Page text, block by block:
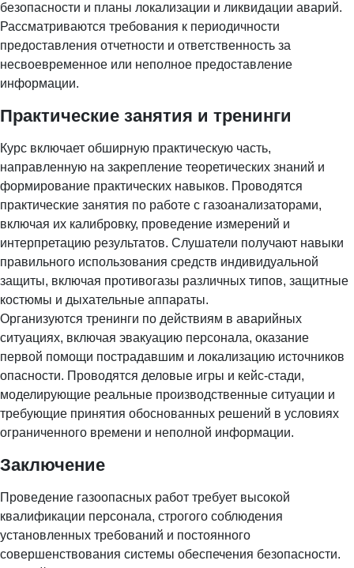
безопасности и планы локализации и ликвидации аварий.
Рассматриваются требования к периодичности
предоставления отчетности и ответственность за
несвоевременное или неполное предоставление
информации.
Практические занятия и тренинги
Курс включает обширную практическую часть,
направленную на закрепление теоретических знаний и
формирование практических навыков. Проводятся
практические занятия по работе с газоанализаторами,
включая их калибровку, проведение измерений и
интерпретацию результатов. Слушатели получают навыки
правильного использования средств индивидуальной
защиты, включая противогазы различных типов, защитные
костюмы и дыхательные аппараты.
Организуются тренинги по действиям в аварийных
ситуациях, включая эвакуацию персонала, оказание
первой помощи пострадавшим и локализацию источников
опасности. Проводятся деловые игры и кейс-стади,
моделирующие реальные производственные ситуации и
требующие принятия обоснованных решений в условиях
ограниченного времени и неполной информации.
Заключение
Проведение газоопасных работ требует высокой
квалификации персонала, строгого соблюдения
установленных требований и постоянного
совершенствования системы обеспечения безопасности.